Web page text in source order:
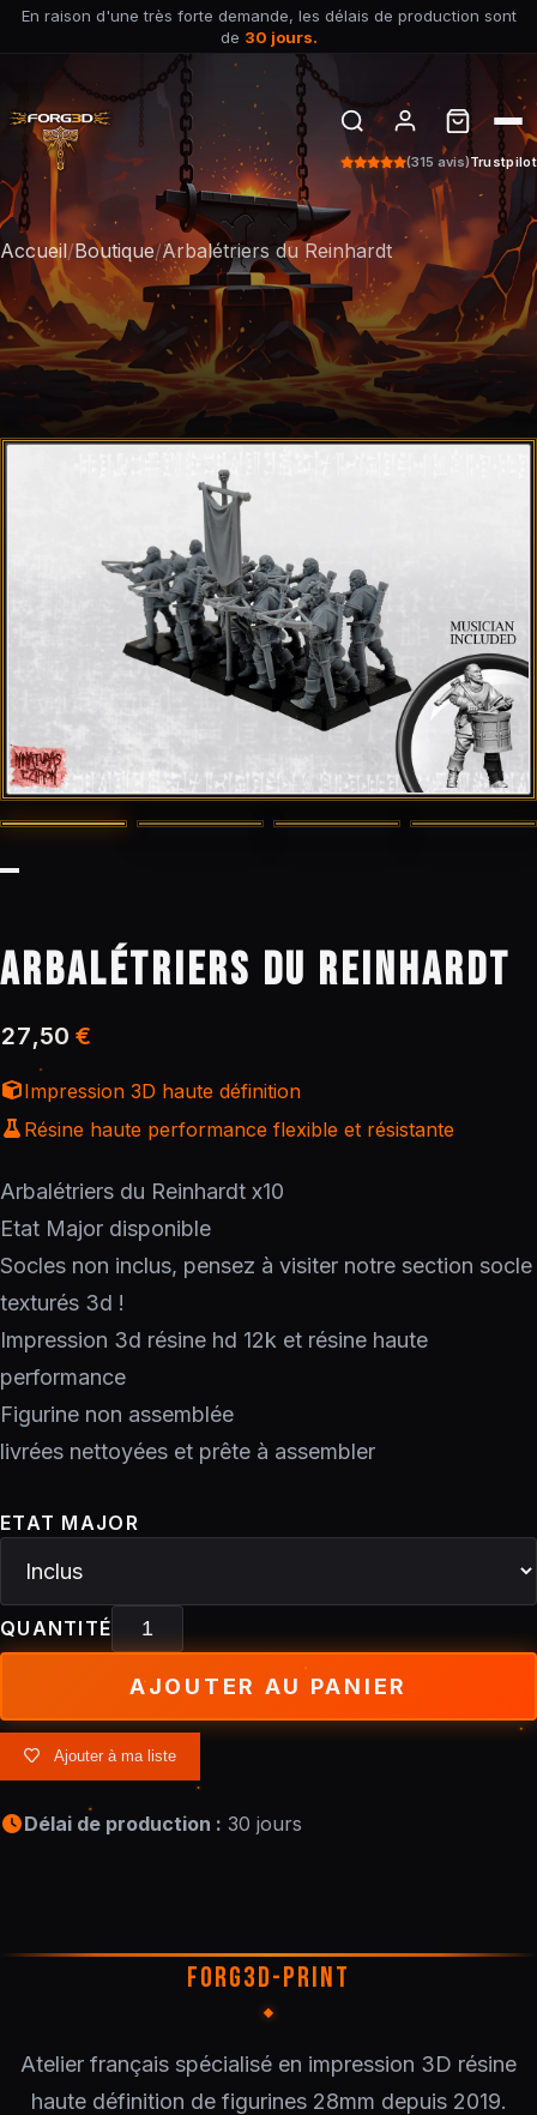
En raison d'une très forte demande, les délais de production sont
de 30 jours.
(315 avis)Trustpilot
Accueil/Boutique/Arbalétriers du Reinhardt
ARBALÉTRIERS DU REINHARDT
27,50 €
Impression 3D haute définition
Résine haute performance flexible et résistante
Arbalétriers du Reinhardt x10
Etat Major disponible
Socles non inclus, pensez à visiter notre section socle
texturés 3d !
Impression 3d résine hd 12k et résine haute
performance
Figurine non assemblée
livrées nettoyées et prête à assembler
ETAT MAJOR
QUANTITÉ
AJOUTER AU PANIER
Ajouter à ma liste
Délai de production : 30 jours
FORG3D-PRINT
Atelier français spécialisé en impression 3D résine
haute définition de figurines 28mm depuis 2019.